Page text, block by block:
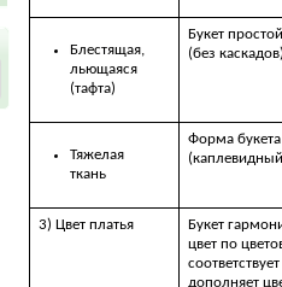
Блестящая,
льющаяся
(тафта)
Букет
(без
Тяжелая
ткань
Форма букета
3) Цвет платья
Букет
цвет по
дополняет